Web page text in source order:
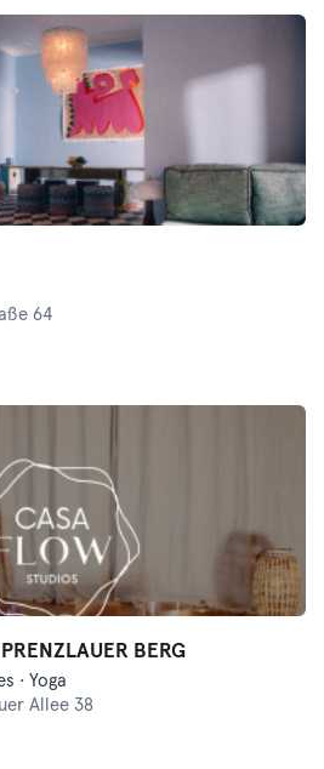
64
BERG
· Yoga
Allee 38